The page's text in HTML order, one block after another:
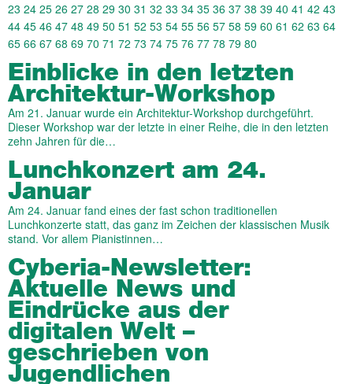
23 24 25 26 27 28 29 30 31 32 33 34 35 36 37 38 39 40 41 42 43
44 45 46 47 48 49 50 51 52 53 54 55 56 57 58 59 60 61 62 63 64
65 66 67 68 69 70 71 72 73 74 75 76 77 78 79 80
Einblicke in den letzten
Architektur-Workshop
Am 21. Januar wurde ein Architektur-Workshop durchgeführt.
Dieser Workshop war der letzte in einer Reihe, die in den letzten
zehn Jahren für die…
Lunchkonzert am 24.
Januar
Am 24. Januar fand eines der fast schon traditionellen
Lunchkonzerte statt, das ganz im Zeichen der klassischen Musik
stand. Vor allem Pianistinnen…
Cyberia-Newsletter:
Aktuelle News und
Eindrücke aus der
digitalen Welt –
geschrieben von
Jugendlichen